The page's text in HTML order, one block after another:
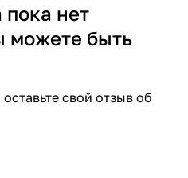
пока нет
можете быть
свой отзыв об